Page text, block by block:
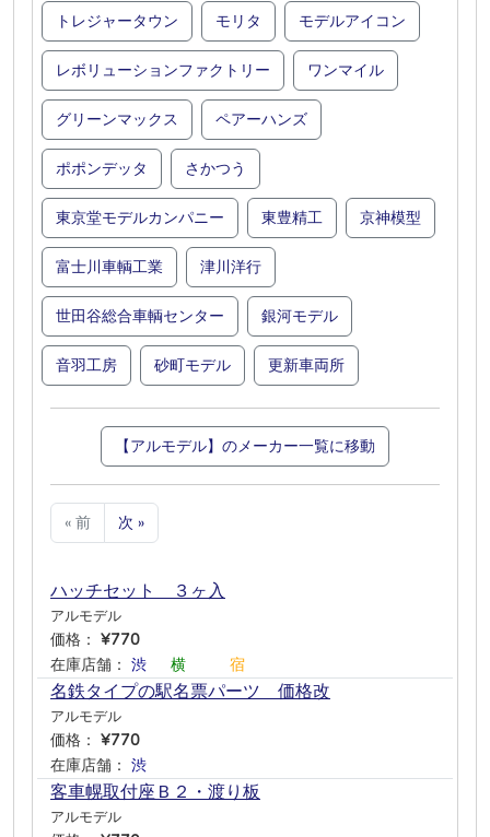
トレジャータウン モリタ モデルアイコン
レボリューションファクトリー ワンマイル
グリーンマックス ペアーハンズ
ポポンデッタ さかつう
東京堂モデルカンパニー 東豊精工 京神模型
富士川車輌工業 津川洋行
世田谷総合車輌センター 銀河モデル
音羽工房 砂町モデル 更新車両所
【アルモデル】のメーカー一覧に移動
« 前 次 »
ハッチセット ３ヶ入
アルモデル
価格： ¥770
在庫店舗： 渋 横 宿
名鉄タイプの駅名票パーツ 価格改
アルモデル
価格： ¥770
在庫店舗： 渋
客車幌取付座Ｂ２・渡り板
アルモデル